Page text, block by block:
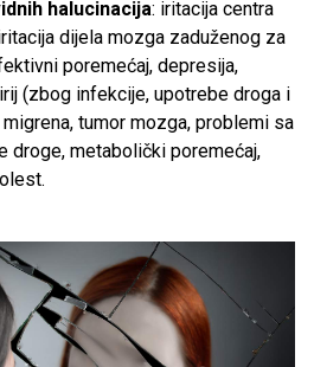
halucinacija: iritacija centra
dijela mozga zaduženog za
poremećaj, depresija,
(zbog infekcije, upotrebe droga i
tumor mozga, problemi sa
droge, metabolički poremećaj,